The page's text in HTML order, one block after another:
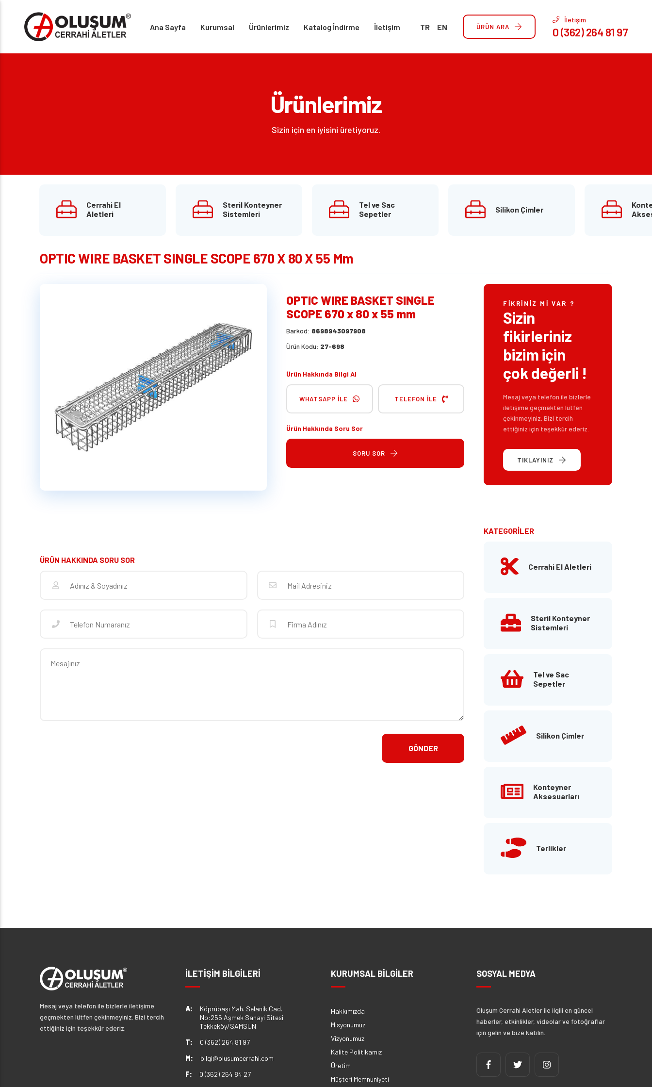
Ana Sayfa Kurumsal Ürünlerimiz Katalog İndirme İletişim TR EN ÜRÜN ARA
İletişim
0 (362) 264 81 97
Ürünlerimiz
Sizin için en iyisini üretiyoruz.
Cerrahi El
Aletleri
Steril Konteyner
Sistemleri
Tel ve Sac
Sepetler
Silikon Çimler
OPTIC WIRE BASKET SINGLE SCOPE 670 X 80 X 55 Mm
OPTIC WIRE BASKET SINGLE
SCOPE 670 x 80 x 55 mm
Barkod: 8698943097908
Ürün Kodu: 27-698
Ürün Hakkında Bilgi Al
WHATSAPP İLE TELEFON İLE
Ürün Hakkında Soru Sor
SORU SOR
FIKRINIZ MI VAR ?
Sizin
fikirleriniz
bizim için
çok değerli !
Mesaj veya telefon ile bizlerle
iletişime geçmekten lütfen
çekinmeyiniz. Bizi tercih
ettiğiniz için teşekkür ederiz.
TIKLAYINIZ
ÜRÜN HAKKINDA SORU SOR
KATEGORİLER
Cerrahi El Aletleri
Steril Konteyner
Sistemleri
Tel ve Sac
Sepetler
Silikon Çimler
Konteyner
Aksesuarları
Terlikler
Mesaj veya telefon ile bizlerle iletişime
geçmekten lütfen çekinmeyiniz. Bizi tercih
ettiğiniz için teşekkür ederiz.
İLETİŞİM BİLGİLERİ
A:
Köprübaşı Mah. Selanik Cad.
No:255 Aşmek Sanayi Sitesi
Tekkeköy/SAMSUN
T:
0 (362) 264 81 97
M:
bilgi@olusumcerrahi.com
F:
0 (362) 264 84 27
KURUMSAL BİLGİLER
Hakkımızda
Misyonumuz
Vizyonumuz
Kalite Politikamız
Üretim
Müşteri Memnuniyeti
SOSYAL MEDYA
Oluşum Cerrahi Aletler ile ilgili en güncel
haberler, etkinlikler, videolar ve fotoğraflar
için gelin ve bize katılın.